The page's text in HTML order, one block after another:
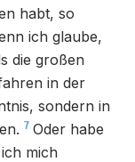
habt, so
ich glaube,
die großen
in der
sondern in
7 Oder habe
mich